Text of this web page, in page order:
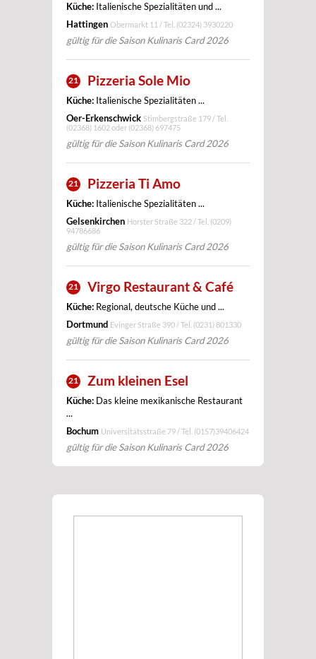
Küche: Italienische Spezialitäten und ...
Hattingen Obermarkt 11 / Tel. (02324) 3930220
gültig für die Saison Kulinaris Card 2026
21 Pizzeria Sole Mio
Küche: Italienische Spezialitäten ...
Oer-Erkenschwick Stimbergstraße 179 / Tel.
(02368) 1602 oder (02368) 697475
gültig für die Saison Kulinaris Card 2026
21 Pizzeria Ti Amo
Küche: Italienische Spezialitäten ...
Gelsenkirchen Horster Straße 322 / Tel. (0209)
94786686
gültig für die Saison Kulinaris Card 2026
21 Virgo Restaurant & Café
Küche: Regional, deutsche Küche und ...
Dortmund Evinger Straße 390 / Tel. (0231) 801330
gültig für die Saison Kulinaris Card 2026
21 Zum kleinen Esel
Küche: Das kleine mexikanische Restaurant
...
Bochum Universitätsstraße 79 / Tel. (0157)39406424
gültig für die Saison Kulinaris Card 2026